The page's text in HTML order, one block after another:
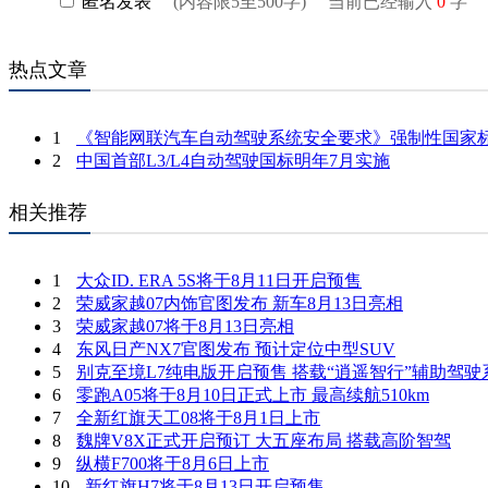
热点文章
1
《智能网联汽车自动驾驶系统安全要求》强制性国家
2
中国首部L3/L4自动驾驶国标明年7月实施
相关推荐
1
大众ID. ERA 5S将于8月11日开启预售
2
荣威家越07内饰官图发布 新车8月13日亮相
3
荣威家越07将于8月13日亮相
4
东风日产NX7官图发布 预计定位中型SUV
5
别克至境L7纯电版开启预售 搭载“逍遥智行”辅助驾驶
6
零跑A05将于8月10日正式上市 最高续航510km
7
全新红旗天工08将于8月1日上市
8
魏牌V8X正式开启预订 大五座布局 搭载高阶智驾
9
纵横F700将于8月6日上市